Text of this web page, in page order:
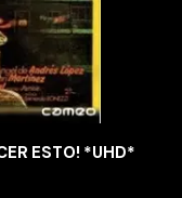
ESTO! *UHD*